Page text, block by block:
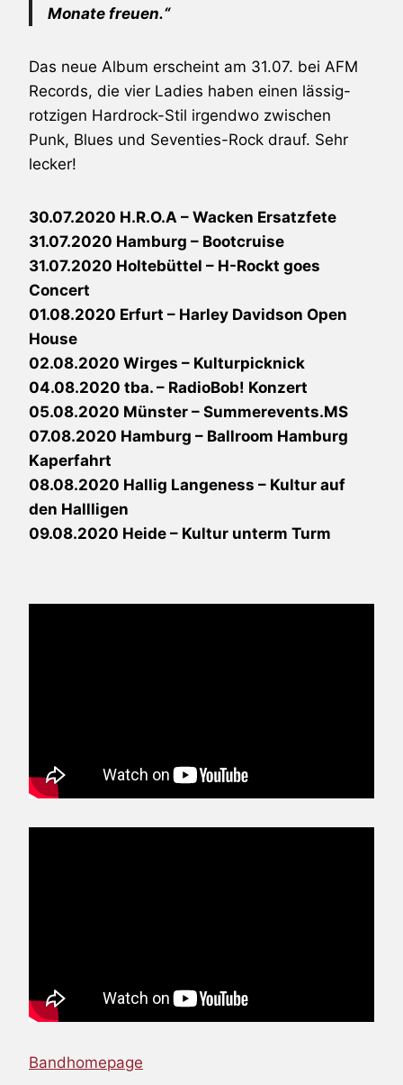
Monate freuen.“
Das neue Album erscheint am 31.07. bei AFM
Records, die vier Ladies haben einen lässig-
rotzigen Hardrock-Stil irgendwo zwischen
Punk, Blues und Seventies-Rock drauf. Sehr
lecker!
30.07.2020 H.R.O.A – Wacken Ersatzfete
31.07.2020 Hamburg – Bootcruise
31.07.2020 Holtebüttel – H-Rockt goes
Concert
01.08.2020 Erfurt – Harley Davidson Open
House
02.08.2020 Wirges – Kulturpicknick
04.08.2020 tba. – RadioBob! Konzert
05.08.2020 Münster – Summerevents.MS
07.08.2020 Hamburg – Ballroom Hamburg
Kaperfahrt
08.08.2020 Hallig Langeness – Kultur auf
den Hallligen
09.08.2020 Heide – Kultur unterm Turm
Bandhomepage